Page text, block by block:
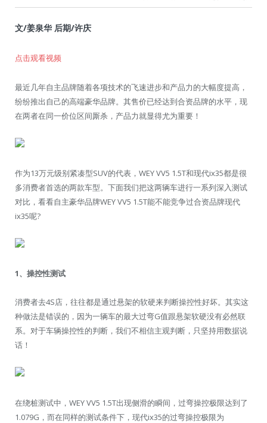
文/姜泉华 后期/许庆
点击观看视频
最近几年自主品牌随着各项技术的飞速进步和产品力的大幅度提高，
纷纷推出自己的高端豪华品牌。其售价已经达到合资品牌的水平，现
在两者在同一价位区间厮杀，产品力就显得尤为重要！
作为13万元级别紧凑型SUV的代表，WEY VV5 1.5T和现代ix35都是很
多消费者首选的两款车型。下面我们把这两辆车进行一系列深入测试
对比，看看自主豪华品牌WEY VV5 1.5T能不能竞争过合资品牌现代
ix35呢?
1、操控性测试
消费者去4S店，往往都是通过悬架的软硬来判断操控性好坏。其实这
种做法是错误的，因为一辆车的最大过弯G值跟悬架软硬没有必然联
系。对于车辆操控性的判断，我们不相信主观判断，只坚持用数据说
话！
在绕桩测试中，WEY VV5 1.5T出现侧滑的瞬间，过弯操控极限达到了
1.079G，而在同样的测试条件下，现代ix35的过弯操控极限为